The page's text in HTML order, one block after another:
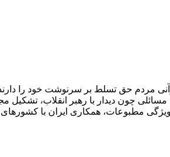
مطابق با آموزه‌های قرآنی مردم حق تسلط بر
چون دیدار با رهبر انقلاب،
مطبوعات، همکاری ایران با کشورهای